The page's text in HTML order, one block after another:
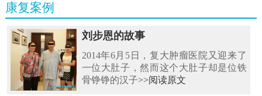
康复案例
刘步恩的故事
2014年6月5日，复大肿瘤医院又迎来了
一位大肚子，然而这个大肚子却是位铁
骨铮铮的汉子>>阅读原文